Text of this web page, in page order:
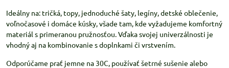
Ideálny na: tričká, topy, jednoduché šaty, legíny, detské oblečenie,
voľnočasové i domáce kúsky, všade tam, kde vyžadujeme komfortný
materiál s primeranou pružnosťou. Vďaka svojej univerzálnosti je
vhodný aj na kombinovanie s doplnkami či vrstvením.
Odporúčame prať jemne na 30C, používať šetrné sušenie alebo